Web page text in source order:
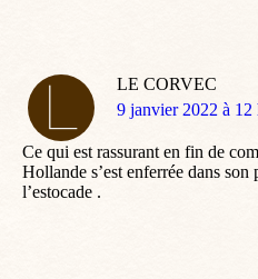
LE CORVEC
dit
9 janvier 2022 à 12
Ce qui est rassurant en fin de
Hollande s’est enferrée dans
l’estocade .